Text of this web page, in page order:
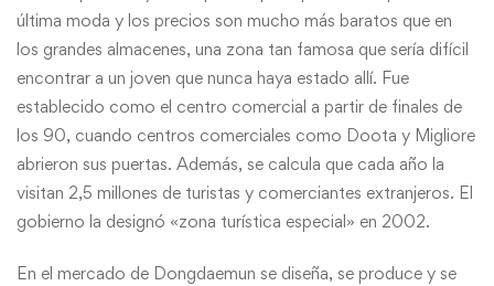
última moda y los precios son mucho más baratos que en
los grandes almacenes, una zona tan famosa que sería difícil
encontrar a un joven que nunca haya estado allí. Fue
establecido como el centro comercial a partir de finales de
los 90, cuando centros comerciales como Doota y Migliore
abrieron sus puertas. Además, se calcula que cada año la
visitan 2,5 millones de turistas y comerciantes extranjeros. El
gobierno la designó «zona turística especial» en 2002.
En el mercado de Dongdaemun se diseña, se produce y se